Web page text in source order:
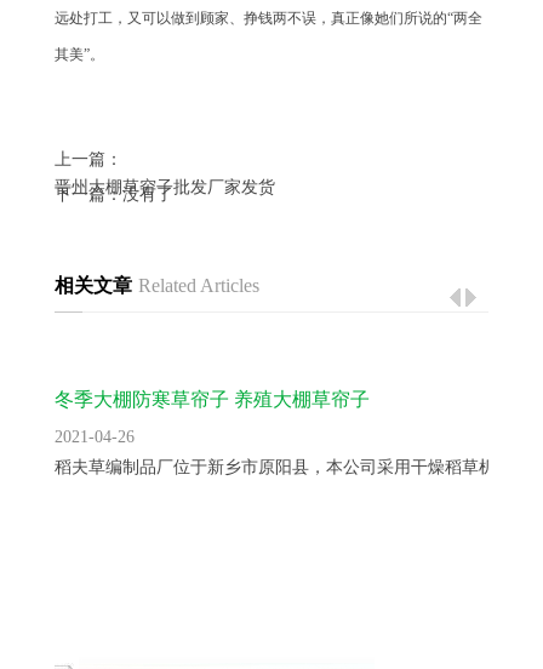
远处打工，又可以做到顾家、挣钱两不误，真正像她们所说的“两全
其美”。
上一篇：
晋州大棚草帘子批发厂家发货
下一篇：没有了
相关文章 Related Articles
冬季大棚防寒草帘子 养殖大棚草帘子
2021-04-26
稻夫草编制品厂位于新乡市原阳县，本公司采用干燥稻草机械捆...